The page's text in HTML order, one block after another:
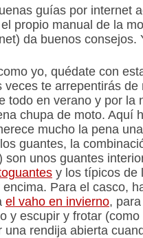
guías por internet
propio manual de la
da buenos consejos.
yo, quédate con
veces te arrepentirás
todo en verano y por la
chupa de moto. Aquí
mucho la pena
guantes, la
son unos guantes
y los típicos de
Para el casco,
el vaho en invierno,
y escupir y frotar
rendija abierta